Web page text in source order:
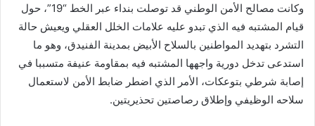
وكانت مصالح الأمن الوطني قد توصلت بنداء عبر الخط “19”، حول
قيام المشتبه فيه الذي تبدو عليه علامات الخلل العقلي ويعيش حالة
التشرد بتهديد المواطنين بالسلاح الأبيض بمدينة الفنيدق، وهو ما
استدعى تدخل دورية واجهها المشتبه فيه بمقاومة عنيفة متسببا في
إصابة شرطي بتوعكات، الأمر الذي اضطر ضابط الأمن لاستعمال
سلاحه الوظيفي وإطلاق رصاصتين تحذيريتين.